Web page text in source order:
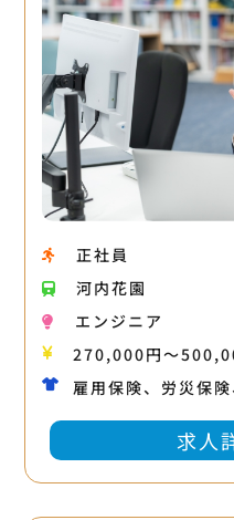
正社員
河内花園
エンジニア
270,000円〜
雇用保険、労災保
求人